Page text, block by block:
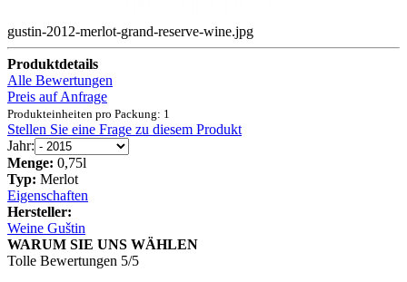
gustin-2012-merlot-grand-reserve-wine.jpg
Produktdetails
Alle Bewertungen
Preis auf Anfrage
Produkteinheiten pro Packung: 1
Stellen Sie eine Frage zu diesem Produkt
Jahr:
Menge: 0,75l
Typ: Merlot
Eigenschaften
Hersteller:
Weine Guštin
WARUM SIE UNS WÄHLEN
Tolle Bewertungen 5/5